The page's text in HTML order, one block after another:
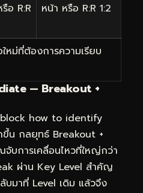
อ R:R
หน้า หรือ R:R 1:2
หม่ที่ต้องการความเรียบ
— Breakout +
how to identify
น กลยุทธ์ Breakout +
จับการเคลื่อนไหวที่ใหญ่กว่า
ผ่าน Key Level สำคัญ
บมาที่ Level เดิม แล้วจึง